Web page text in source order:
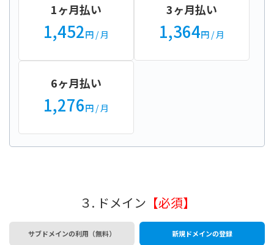
1ヶ月払い
1,452円 / 月
3ヶ月払い
1,364円 / 月
6ヶ月払い
1,276円 / 月
３. ドメイン 【必須】
サブドメインの利用（無料） 新規ドメインの登録